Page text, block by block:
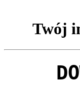
Twój